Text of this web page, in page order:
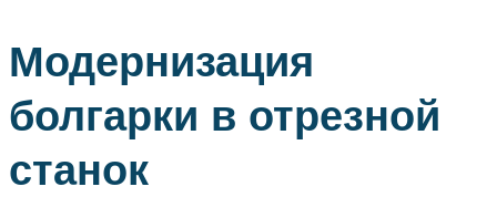
Модернизация
болгарки в отрезной
станок